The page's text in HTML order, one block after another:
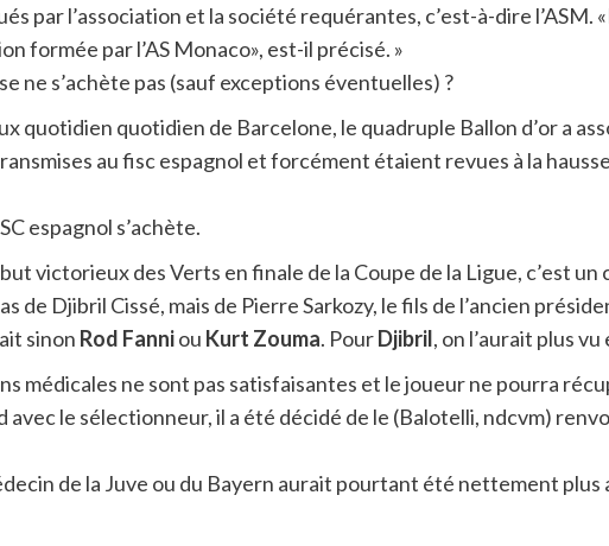
l’association et la société requérantes, c’est-à-dire l’ASM.
formée par l’AS Monaco», est-il précisé. »
ne s’achète pas (sauf exceptions éventuelles) ?
quotidien quotidien de Barcelone, le quadruple Ballon d’or a
au fisc espagnol et forcément étaient revues à la
espagnol s’achète.
victorieux des Verts en finale de la Coupe de la Ligue, c’est
Djibril Cissé, mais de Pierre Sarkozy, le fils de l’ancien
sinon Rod Fanniou Kurt Zouma. PourDjibril, on l’aurait plus
médicales ne sont pas satisfaisantes et le joueur ne pourra
le sélectionneur, il a été décidé de le (Balotelli, ndcvm)
de la Juve ou du Bayern aurait pourtant été nettement plus